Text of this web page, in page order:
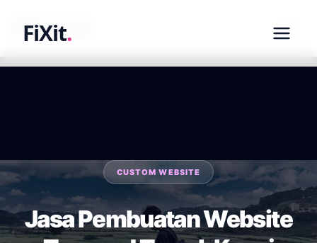
FiXit.
fixit.co.id
CUSTOM WEBSITE
Jasa Pembuatan Website